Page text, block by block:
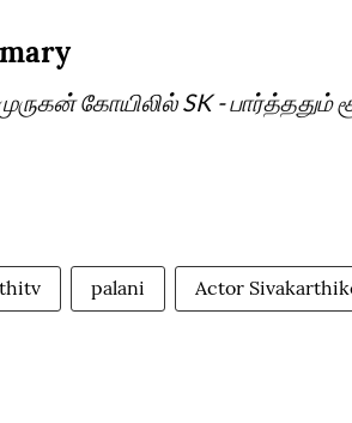
கோயிலில் SK -
palani Actor